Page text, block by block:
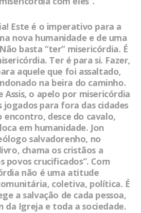
Este é o imperativo para a
nova humanidade e de uma
basta “ter” misericórdia. É
Ter é para si. Fazer,
aquele que foi assaltado,
na beira do caminho.
Assis, o apelo por misericórdia
jogados para fora das cidades
encontro, desce do cavalo,
em humanidade. Jon
salvadorenho, no
chama os cristãos a
povos crucificados”. Com
não é uma atitude
coletiva, política. É
a salvação de cada pessoa,
da Igreja e toda a sociedade.